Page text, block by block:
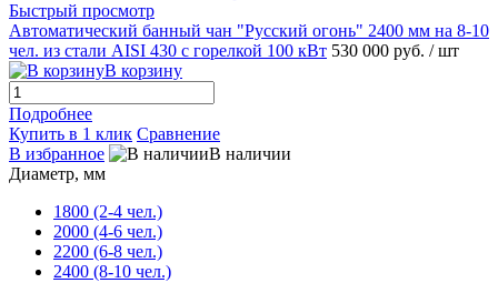
Быстрый просмотр
Автоматический банный чан "Русский огонь" 2400 мм на 8-10
чел. из стали AISI 430 с горелкой 100 кВт 530 000 руб. / шт
В корзину
Подробнее
Купить в 1 клик Сравнение
В избранное
В наличии
Диаметр, мм
1800 (2-4 чел.)
2000 (4-6 чел.)
2200 (6-8 чел.)
2400 (8-10 чел.)